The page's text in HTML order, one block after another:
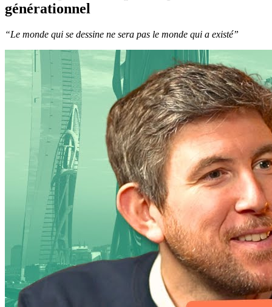
générationnel
“Le monde qui se dessine ne sera pas le monde qui a existé”